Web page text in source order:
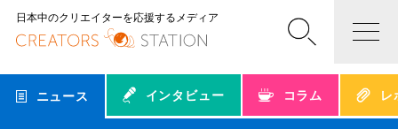
日本中のクリエイターを応援するメディア
ニュース インタビュー コラム レ